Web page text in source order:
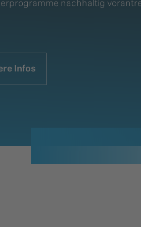
nachhaltig
Infos